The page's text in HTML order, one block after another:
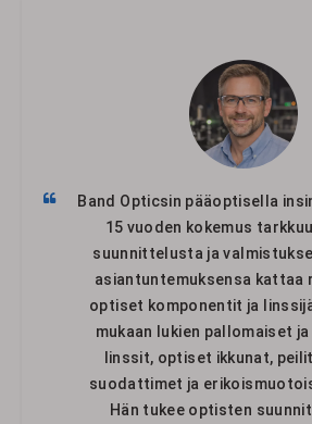
HR Laajakaistapeilit
Band Opticsin pääoptisella
15 vuoden kokemus
suunnittelusta ja
asiantuntemuksensa kattaa
optiset komponentit ja
mukaan lukien pallomaiset
linssit, optiset ikkunat,
suodattimet ja
Hän tukee optisten